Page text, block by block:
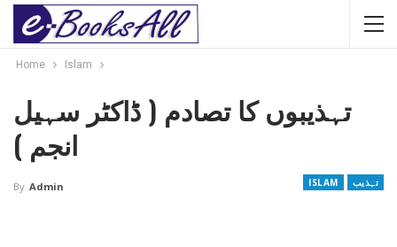
Home Islam
تہذیبوں کا تصادم ( ڈاکٹر سہیل
انجم )
ISLAM تہذیب By Admin